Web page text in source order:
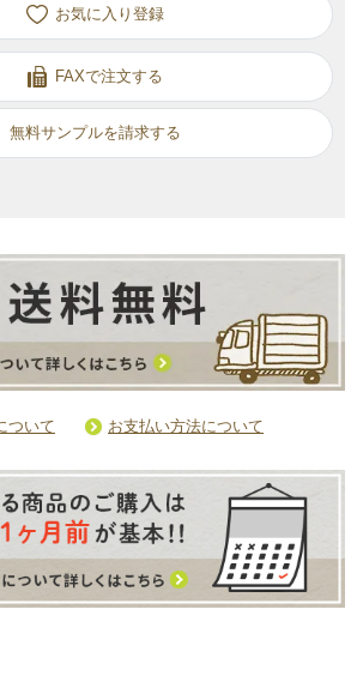
お気に入り
FAXで注文する
無料サンプルを請求する
ついて お支払い方法について